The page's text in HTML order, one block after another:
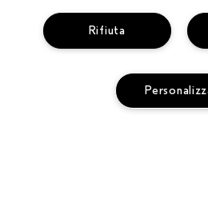
PROFESSIONISTI
DIVENTA UN SALONE AVEDA
MONITORA IL TUO ORDINE
CHATTA CON NOI
Rifiuta